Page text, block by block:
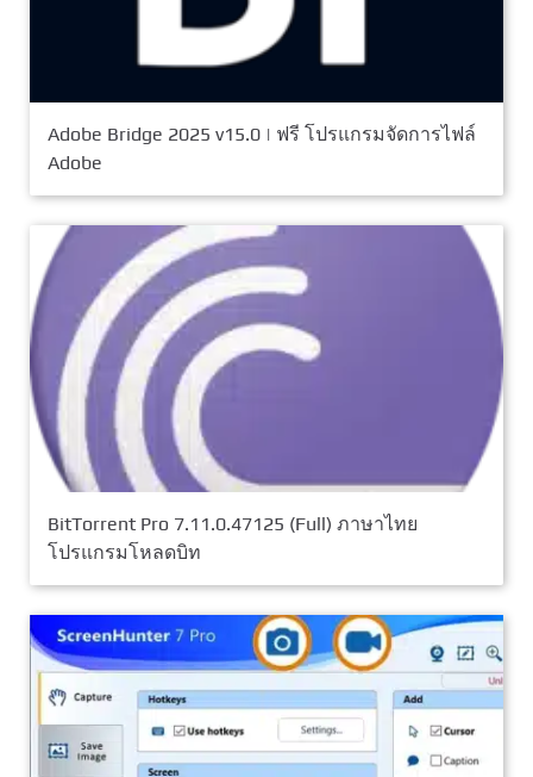
Adobe Bridge 2025 v15.0 | ฟรี โปรแกรมจัดการไฟล์
Adobe
BitTorrent Pro 7.11.0.47125 (Full) ภาษาไทย
โปรแกรมโหลดบิท